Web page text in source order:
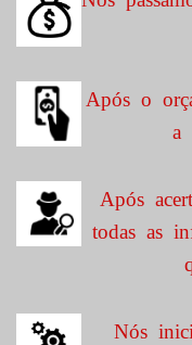
Após o
a
Após
todas as
Nós